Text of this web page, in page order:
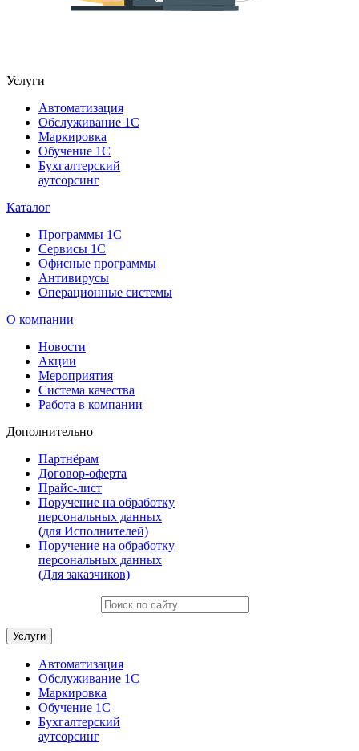
Услуги
Автоматизация
Обслуживание 1С
Маркировка
Обучение 1С
Бухгалтерский
аутсорсинг
Каталог
Программы 1С
Сервисы 1С
Офисные программы
Антивирусы
Операционные системы
О компании
Новости
Акции
Мероприятия
Система качества
Работа в компании
Дополнительно
Партнёрам
Договор-оферта
Прайс-лист
Поручение на обработку
персональных данных
(для Исполнителей)
Поручение на обработку
персональных данных
(Для заказчиков)
Услуги
Автоматизация
Обслуживание 1С
Маркировка
Обучение 1С
Бухгалтерский
аутсорсинг